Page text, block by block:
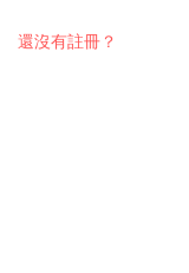
還沒有註冊？